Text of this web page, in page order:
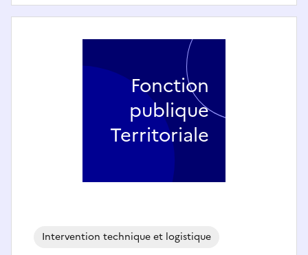
Intervention technique et logistique
Fonction
publique
Territoriale